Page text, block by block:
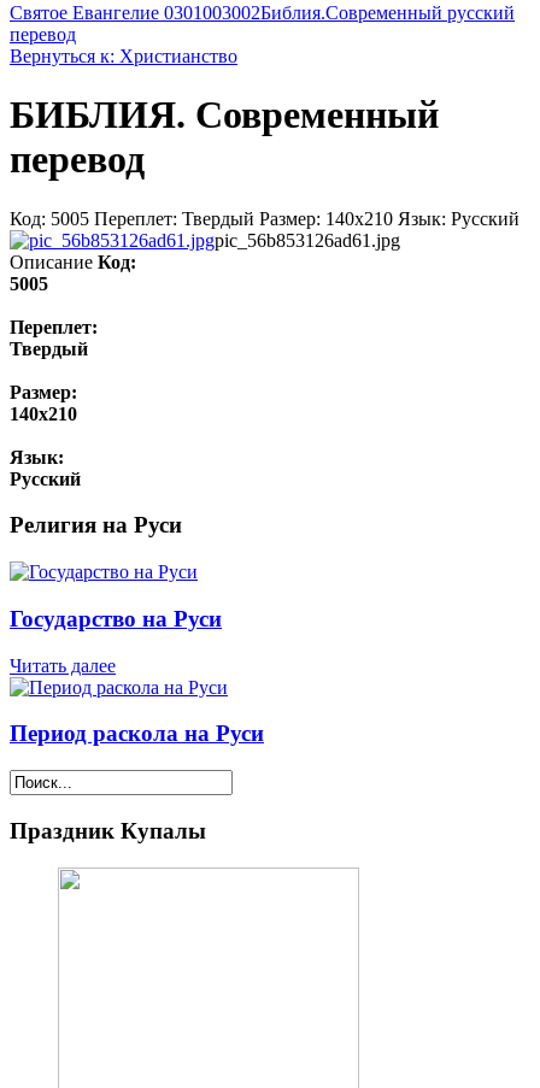
Святое Евангелие 0301003002Библия.Современный русский
перевод
Вернуться к: Христианство
БИБЛИЯ. Современный
перевод
Код: 5005 Переплет: Твердый Размер: 140х210 Язык: Русский
pic_56b853126ad61.jpg
Описание Код:
5005
Переплет:
Твердый
Размер:
140х210
Язык:
Русский
Религия на Руси
Государство на Руси
Читать далее
Период раскола на Руси
Праздник Купалы